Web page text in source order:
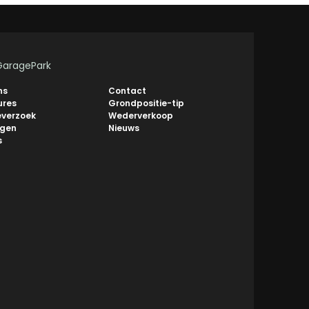
Contact
Grondpositie-tip
Wederverkoop
Nieuws